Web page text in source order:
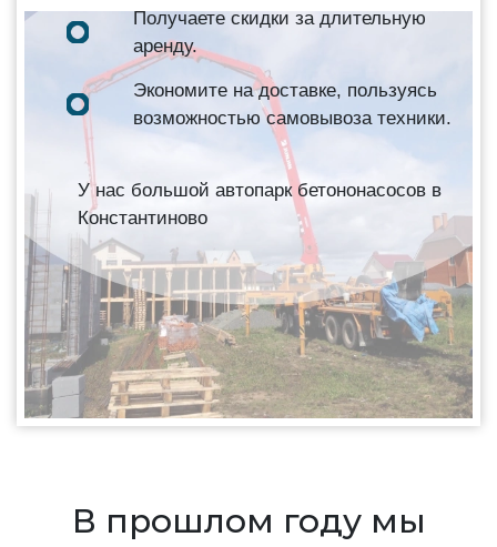
Получаете скидки за длительную
аренду.
Экономите на доставке, пользуясь
возможностью самовывоза техники.
У нас большой автопарк бетононасосов в
Константиново
В прошлом году мы